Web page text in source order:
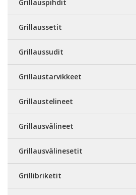
Grillauspihdit
Grillaussetit
Grillaussudit
Grillaustarvikkeet
Grillaustelineet
Grillausvälineet
Grillausvälinesetit
Grillibriketit